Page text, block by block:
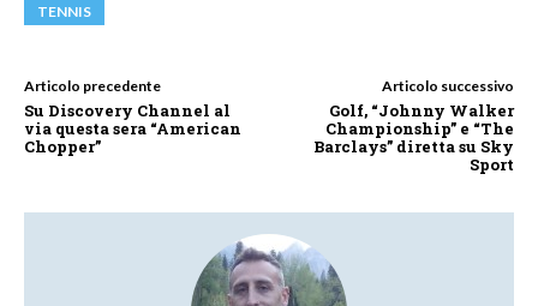
TENNIS
Articolo precedente
Su Discovery Channel al
via questa sera “American
Chopper”
Articolo successivo
Golf, “Johnny Walker
Championship” e “The
Barclays” diretta su Sky
Sport